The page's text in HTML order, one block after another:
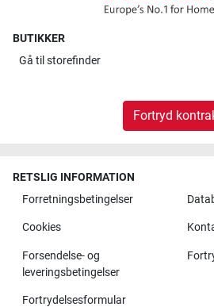
BUTIKKER
Gå til storefinder
Fortryd
RETSLIG INFORMATION
Forretningsbetingelser
Cookies
Forsendelse- og
leveringsbetingelser
Fortrydelsesformular